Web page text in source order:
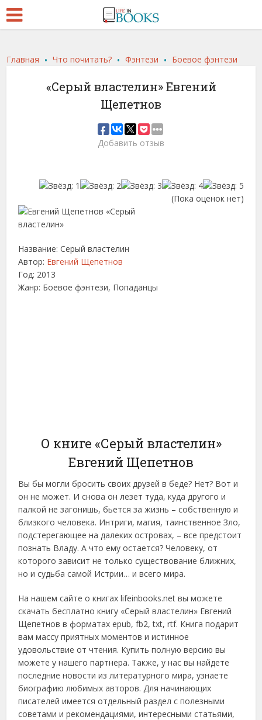
Главная .Что почитать? .Фэнтези . Боевое фэнтези
«Серый властелин» Евгений
Щепетнов
Добавить отзыв
(Пока оценок нет)
Название: Серый властелин
Автор: Евгений Щепетнов
Год: 2013
Жанр: Боевое фэнтези, Попаданцы
О книге «Серый властелин»
Евгений Щепетнов
Вы бы могли бросить своих друзей в беде? Нет? Вот и
он не может. И снова он лезет туда, куда другого и
палкой не загонишь, бьется за жизнь – собственную и
близкого человека. Интриги, магия, таинственное Зло,
подстерегающее на далеких островах, – все предстоит
познать Владу. А что ему остается? Человеку, от
которого зависит не только существование ближних,
но и судьба самой Истрии… и всего мира.
На нашем сайте о книгах lifeinbooks.net вы можете
скачать бесплатно книгу «Серый властелин» Евгений
Щепетнов в форматах epub, fb2, txt, rtf. Книга подарит
вам массу приятных моментов и истинное
удовольствие от чтения. Купить полную версию вы
можете у нашего партнера. Также, у нас вы найдете
последние новости из литературного мира, узнаете
биографию любимых авторов. Для начинающих
писателей имеется отдельный раздел с полезными
советами и рекомендациями, интересными статьями,